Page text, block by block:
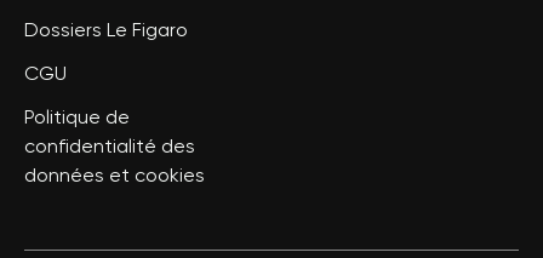
Dossiers Le Figaro
CGU
Politique de
confidentialité des
données et cookies